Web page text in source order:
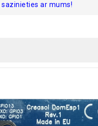
ar mums!